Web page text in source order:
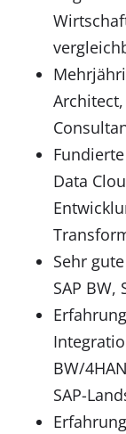
Data
Sehr
SAP BW,
BW/
SAP-